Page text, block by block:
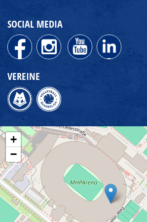
SOCIAL MEDIA
VEREINE
+
−